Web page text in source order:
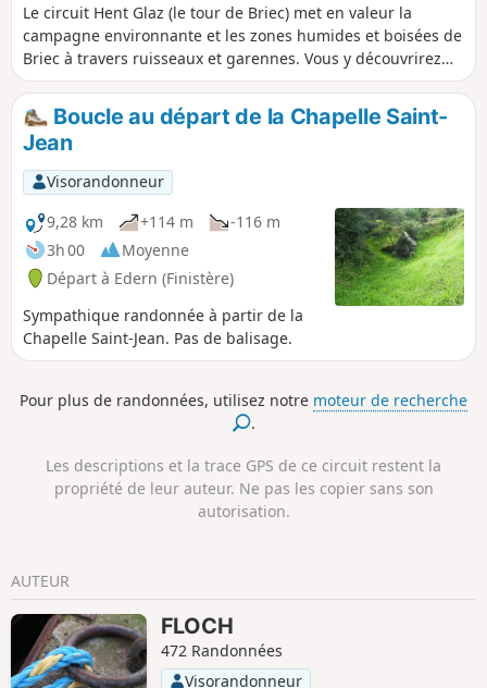
Le circuit Hent Glaz (le tour de Briec) met en valeur la
campagne environnante et les zones humides et boisées de
Briec à travers ruisseaux et garennes. Vous y découvrirez
des panoramas vers Landudal et Edern, un passage tout
près du Manoir de la Boissière, le Parc Anita Conti, les hauts
de Briec de l’Odet, puis la future forêt urbaine de 7000
arbres nouvellement plantés et de belles prairies et zones
humides qui vous feront penser à un bayou. Ne soyez pas
surpris de croiser un chevreuil ou de voir planer une buse
au-dessus de vous dans une végétation encore intacte et
naturelle, très riche en biodiversité.
Boucle au départ de la Chapelle Saint-
Jean
Visorandonneur
9,28 km
+114 m
-116 m
3h 00
Moyenne
Départ à Edern (Finistère)
Sympathique randonnée à partir de la
Chapelle Saint-Jean. Pas de balisage.
Pour plus de randonnées, utilisez notre moteur de recherche
.
Les descriptions et la trace GPS de ce circuit restent la
propriété de leur auteur. Ne pas les copier sans son
autorisation.
AUTEUR
FLOCH
472 Randonnées
Visorandonneur